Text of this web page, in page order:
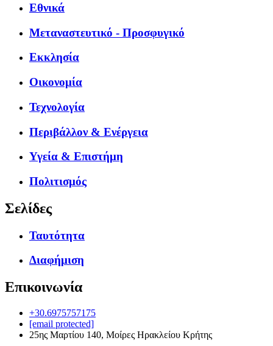
Εθνικά
Μεταναστευτικό - Προσφυγικό
Εκκλησία
Οικονομία
Τεχνολογία
Περιβάλλον & Ενέργεια
Υγεία & Επιστήμη
Πολιτισμός
Σελίδες
Ταυτότητα
Διαφήμιση
Επικοινωνία
+30.6975757175
[email protected]
25ης Μαρτίου 140, Μοίρες Ηρακλείου Κρήτης